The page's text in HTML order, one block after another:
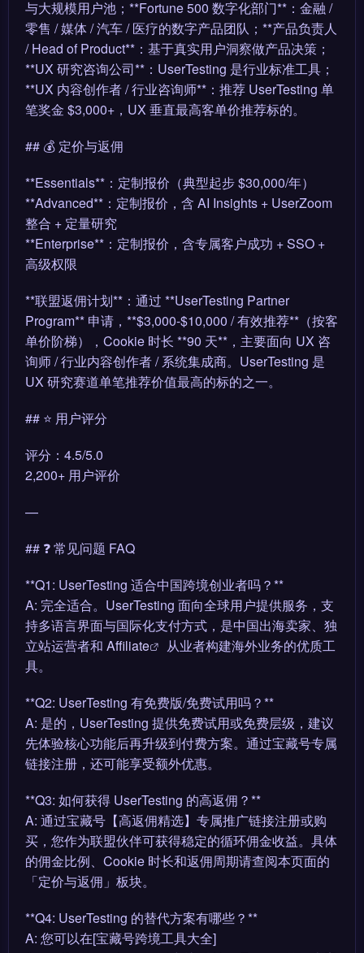
与大规模用户池；**Fortune 500 数字化部门**：金融 /
零售 / 媒体 / 汽车 / 医疗的数字产品团队；**产品负责人
/ Head of Product**：基于真实用户洞察做产品决策；
**UX 研究咨询公司**：UserTesting 是行业标准工具；
**UX 内容创作者 / 行业咨询师**：推荐 UserTesting 单
笔奖金 $3,000+，UX 垂直最高客单价推荐标的。
## 💰 定价与返佣
**Essentials**：定制报价（典型起步 $30,000/年）
**Advanced**：定制报价，含 AI Insights + UserZoom
整合 + 定量研究
**Enterprise**：定制报价，含专属客户成功 + SSO +
高级权限
**联盟返佣计划**：通过 **UserTesting Partner
Program** 申请，**$3,000-$10,000 / 有效推荐**（按客
单价阶梯），Cookie 时长 **90 天**，主要面向 UX 咨
询师 / 行业内容创作者 / 系统集成商。UserTesting 是
UX 研究赛道单笔推荐价值最高的标的之一。
## ⭐ 用户评分
评分：4.5/5.0
2,200+ 用户评价
—
## ❓ 常见问题 FAQ
**Q1: UserTesting 适合中国跨境创业者吗？**
A: 完全适合。UserTesting 面向全球用户提供服务，支
持多语言界面与国际化支付方式，是中国出海卖家、独
立站运营者和 Affiliate
从业者构建海外业务的优质工
具。
**Q2: UserTesting 有免费版/免费试用吗？**
A: 是的，UserTesting 提供免费试用或免费层级，建议
先体验核心功能后再升级到付费方案。通过宝藏号专属
链接注册，还可能享受额外优惠。
**Q3: 如何获得 UserTesting 的高返佣？**
A: 通过宝藏号【高返佣精选】专属推广链接注册或购
买，您作为联盟伙伴可获得稳定的循环佣金收益。具体
的佣金比例、Cookie 时长和返佣周期请查阅本页面的
「定价与返佣」板块。
**Q4: UserTesting 的替代方案有哪些？**
A: 您可以在[宝藏号跨境工具大全]